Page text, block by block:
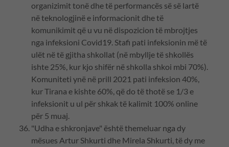
organizimit tonë dhe të performancës së së lartë
në teknologjinë e informacionit dhe të
komunikimit që u vu në dispozicion të mbrojtjes
nga infeksioni Covid19. Stafi pati infeksionin më të
ulët në të gjitha shkollat (në mbyllje të shkollës
ishte 25%, kur kjo shifër në shkolla shkoi mbi 70%).
Komuniteti ynë në prill 2021 pati infeksion 40%,
kur Tirana e kishte 60%, që do të thotë se 1/3 e
infeksionit u ul për shkak të kalimit 100% online
për 5 muaj.
"Udha e shkronjave" është themeluar nga dy
mësues Artur Shkurti dhe Mirela Shkurti, të dy me